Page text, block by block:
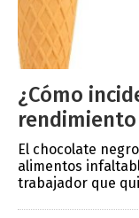
¿Cómo
El chocolate
alimentos
trabajador que